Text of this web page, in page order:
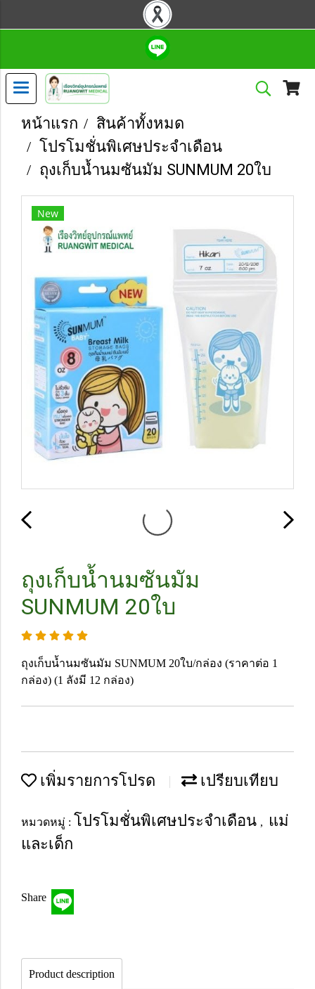
หน้าแรก
สินค้าทั้งหมด
โปรโมชั่นพิเศษประจำเดือน
ถุงเก็บน้ำนมซันมัม SUNMUM 20ใบ
New
ถุงเก็บน้ำนมซันมัม
SUNMUM 20ใบ
ถุงเก็บน้ำนมซันมัม SUNMUM 20ใบ/กล่อง (ราคาต่อ 1
กล่อง) (1 ลังมี 12 กล่อง)
เพิ่มรายการโปรด เปรียบเทียบ
หมวดหมู่ : โปรโมชั่นพิเศษประจำเดือน ,
แม่
และเด็ก
Share
Product description